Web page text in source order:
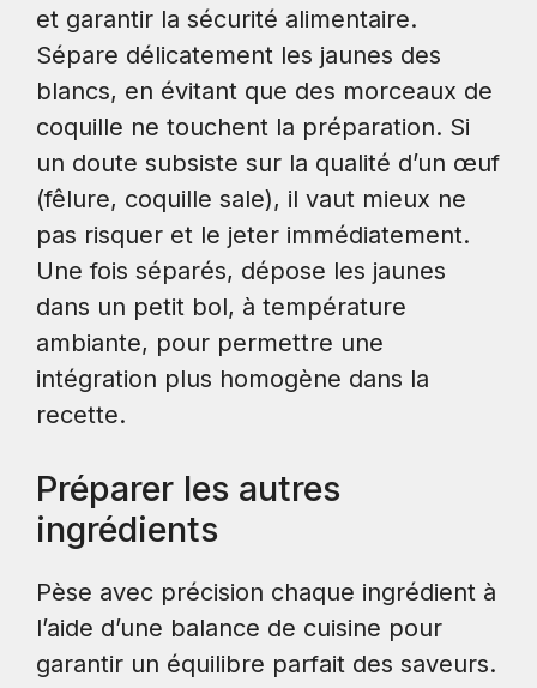
et garantir la sécurité alimentaire.
Sépare délicatement les jaunes des
blancs, en évitant que des morceaux de
coquille ne touchent la préparation. Si
un doute subsiste sur la qualité d’un œuf
(fêlure, coquille sale), il vaut mieux ne
pas risquer et le jeter immédiatement.
Une fois séparés, dépose les jaunes
dans un petit bol, à température
ambiante, pour permettre une
intégration plus homogène dans la
recette.
Préparer les autres
ingrédients
Pèse avec précision chaque ingrédient à
l’aide d’une balance de cuisine pour
garantir un équilibre parfait des saveurs.